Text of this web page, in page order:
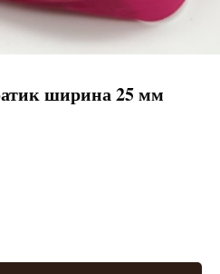
ширина 25 мм